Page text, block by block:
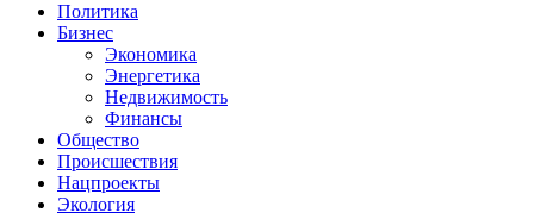
Политика
Бизнес
Экономика
Энергетика
Недвижимость
Финансы
Общество
Происшествия
Нацпроекты
Экология